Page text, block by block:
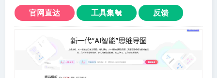
官网直达 工具集🐔 反馈